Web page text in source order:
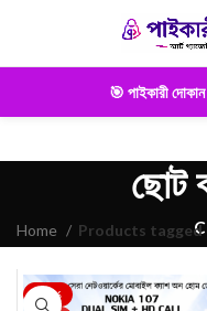
🎯 পাইকারী দোকান
ছোট
Home Products tagged
-22%